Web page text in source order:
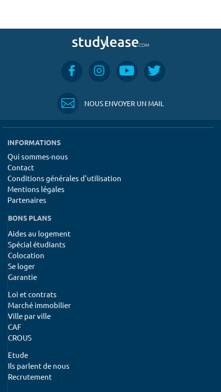
NOUS ENVOYER UN MAIL
INFORMATIONS
Qui sommes-nous
Contact
Conditions générales d'utilisation
Mentions légales
Partenaires
BONS PLANS
Aides au logement
Spécial étudiants
Colocation
Se loger
Garantie
Loi et contrats
Marché immobilier
Ville par ville
CAF
CROUS
Etude
Ils parlent de nous
Recrutement